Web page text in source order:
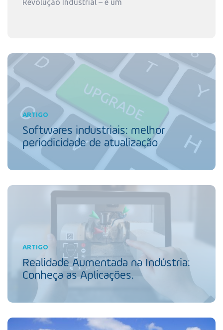
ARTIGO
Softwares industriais: melhor
periodicidade de atualização
ARTIGO
Realidade Aumentada na Indústria:
Conheça as Aplicações.